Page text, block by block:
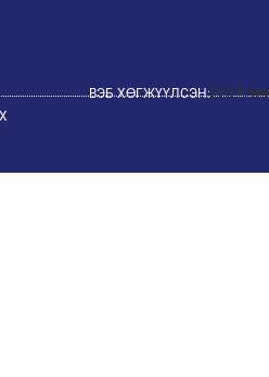
ВЭБ ХӨГЖҮҮЛСЭН:EWEB.MN